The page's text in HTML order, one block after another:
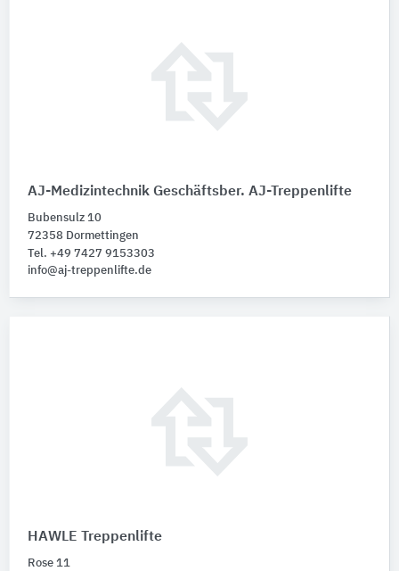
AJ-Medizintechnik Geschäftsber. AJ-Treppenlifte
Bubensulz 10
72358 Dormettingen
Tel. +49 7427 9153303
info@aj-treppenlifte.de
HAWLE Treppenlifte
Rose 11